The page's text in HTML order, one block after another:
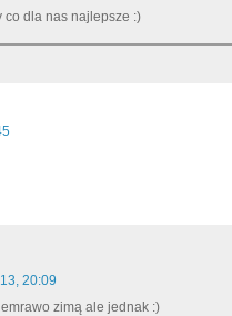
co dla nas najlepsze :)
20:09
zimą ale jednak :)